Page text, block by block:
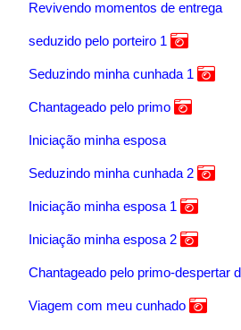
Revivendo momentos de entrega
seduzido pelo porteiro 1
Seduzindo minha cunhada 1
Chantageado pelo primo
Iniciação minha esposa
Seduzindo minha cunhada 2
Iniciação minha esposa 1
Iniciação minha esposa 2
Chantageado pelo primo-despertar
Viagem com meu cunhado